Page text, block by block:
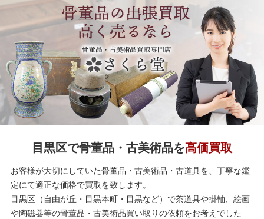
目黒区で骨董品・古美術品を高価買取
お客様が大切にしていた骨董品・古美術品・古道具を、丁寧な鑑
定にて適正な価格で買取を致します。
目黒区（自由が丘・目黒本町・目黒など）で茶道具や掛軸、絵画
や陶磁器等の骨董品・古美術品買い取りの依頼をお考えでした